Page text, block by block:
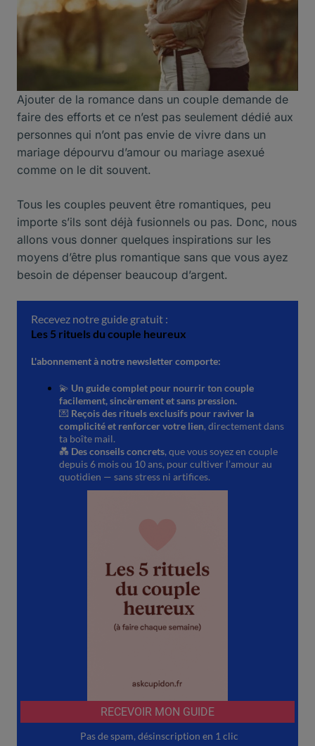
Ajouter de la romance dans un couple demande de
faire des efforts et ce n’est pas seulement dédié aux
personnes qui n’ont pas envie de vivre dans un
mariage dépourvu d’amour ou mariage asexué
comme on le dit souvent.
Tous les couples peuvent être romantiques, peu
importe s’ils sont déjà fusionnels ou pas. Donc, nous
allons vous donner quelques inspirations sur les
moyens d’être plus romantique sans que vous ayez
besoin de dépenser beaucoup d’argent.